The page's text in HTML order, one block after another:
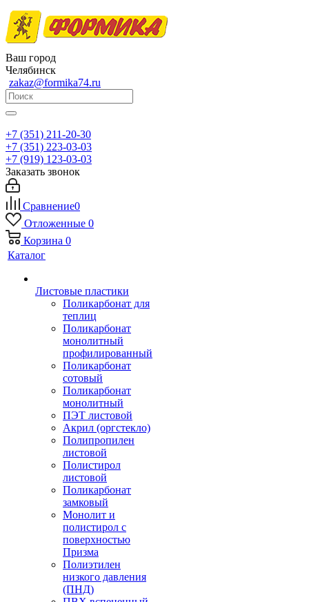
Ваш город
Челябинск
zakaz@formika74.ru
+7 (351) 211-20-30
+7 (351) 223-03-03
+7 (919) 123-03-03
Заказать звонок
Сравнение0
Отложенные 0
Корзина 0
Каталог
Листовые пластики
Поликарбонат для
теплиц
Поликарбонат
монолитный
профилированный
Поликарбонат
сотовый
Поликарбонат
монолитный
ПЭТ листовой
Акрил (оргстекло)
Полипропилен
листовой
Полистирол
листовой
Поликарбонат
замковый
Монолит и
полистирол с
поверхностью
Призма
Полиэтилен
низкого давления
(ПНД)